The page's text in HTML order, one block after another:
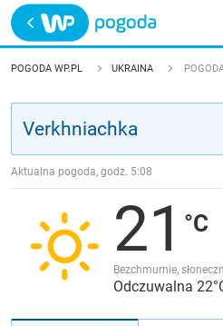
Trwa ładowanie
POLSKA
JAKOŚĆ POWIETRZA
POGODA WP.PL UKRAINA
Aktualna pogoda, godz. 5:08
21
Bezchmurnie,
Odczuwalna